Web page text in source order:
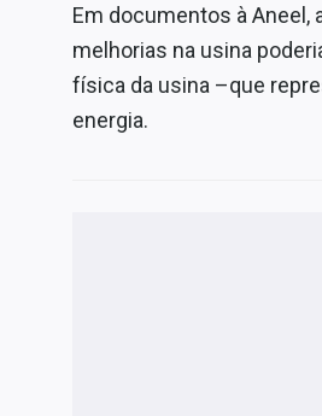
Em documentos à Aneel,
melhorias na usina
física da usina –que
energia.